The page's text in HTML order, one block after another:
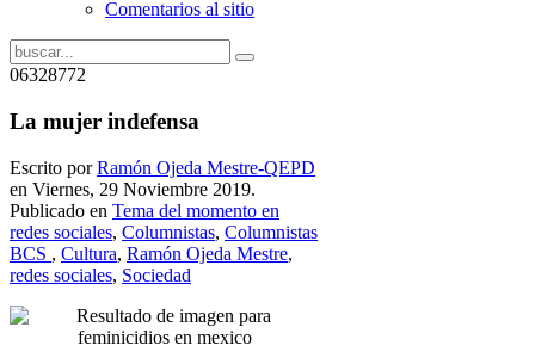
Comentarios al sitio
06328772
La mujer indefensa
Escrito porRamón Ojeda Mestre-QEPD
en Viernes, 29 Noviembre 2019.
Publicado en Tema del momento en
redes sociales, Columnistas, Columnistas
BCS , Cultura, Ramón Ojeda Mestre,
redes sociales, Sociedad